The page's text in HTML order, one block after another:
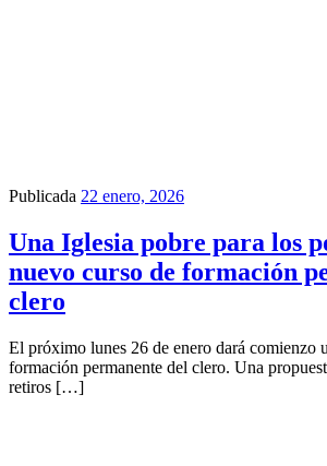
Publicada 22 enero, 2026
Una Iglesia pobre para los
nuevo curso de formación
clero
El próximo lunes 26 de enero dará comienzo
formación permanente del clero. Una
retiros […]